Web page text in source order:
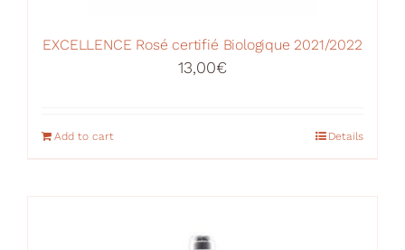
EXCELLENCE Rosé certifié Biologique 2021/2022
13,00€
Add to cart Details